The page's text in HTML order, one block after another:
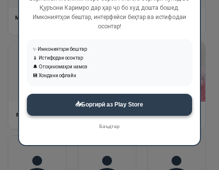
Муҳаммад Абдул
Муҳаммад Абдул
Карим
Муҳаммад Абдул
Муҳаммад Айюб
Кантоӣ
Муҳаммад Ал-
Луҳайдон
Қуръони Каримро дар ҳар ҷо бо худ дошта бошед.
Имкониятҳои бештар, интерфейси беҳтар ва истифодаи
осонтар!
✨ Имкониятҳои бештар
📱 Истифодаи осонтар
🔔 Огоҳиномаҳои намоз
💾 Хондани офлайн
📥Боргирӣ аз Play Store
Баъдтар